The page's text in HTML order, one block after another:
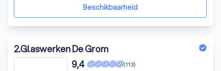
Beschikbaarheid
2.Glaswerken De Grom
(113)
9,4